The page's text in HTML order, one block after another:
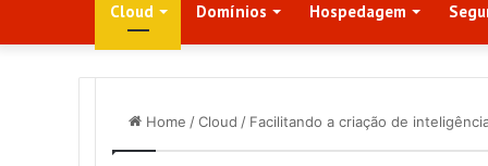
Cloud Domínios Hospedagem
Home /Cloud / Facilitando a criação de